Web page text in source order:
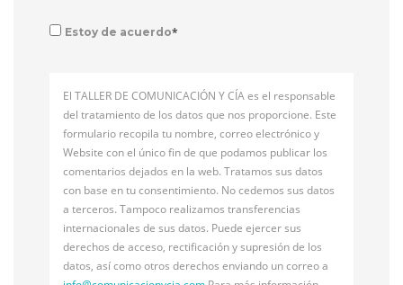
Estoy de acuerdo*
El TALLER DE COMUNICACIÓN Y CÍA es el responsable
del tratamiento de los datos que nos proporcione. Este
formulario recopila tu nombre, correo electrónico y
Website con el único fin de que podamos publicar los
comentarios dejados en la web. Tratamos sus datos
con base en tu consentimiento. No cedemos sus datos
a terceros. Tampoco realizamos transferencias
internacionales de sus datos. Puede ejercer sus
derechos de acceso, rectificación y supresión de los
datos, así como otros derechos enviando un correo a